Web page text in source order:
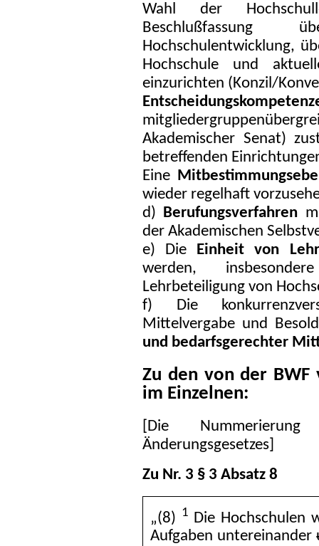
Wahl der
Beschlußfassung
Hochschulentwicklung,
Hochschule und
einzurichten (Konzil/
Akademischer Senat)
betreffenden
Eine
wieder regelhaft
d) Berufungsverfahren
der Akademischen
e) Die Einheit von
werden,
Lehrbeteiligung von
f) Die
Mittelvergabe und
und bedarfsgerechter
Zu den von der BWF
im Einzelnen:
[Die
Änderungsgesetzes]
Zu Nr. 3 § 3 Absatz 8
„(8) 1 Die Hochschulen
Aufgaben untereinander